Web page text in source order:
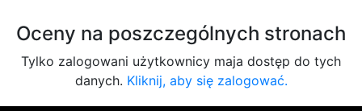
Oceny na poszczególnych stronach
Tylko zalogowani użytkownicy maja dostęp do tych
danych. Kliknij, aby się zalogować.